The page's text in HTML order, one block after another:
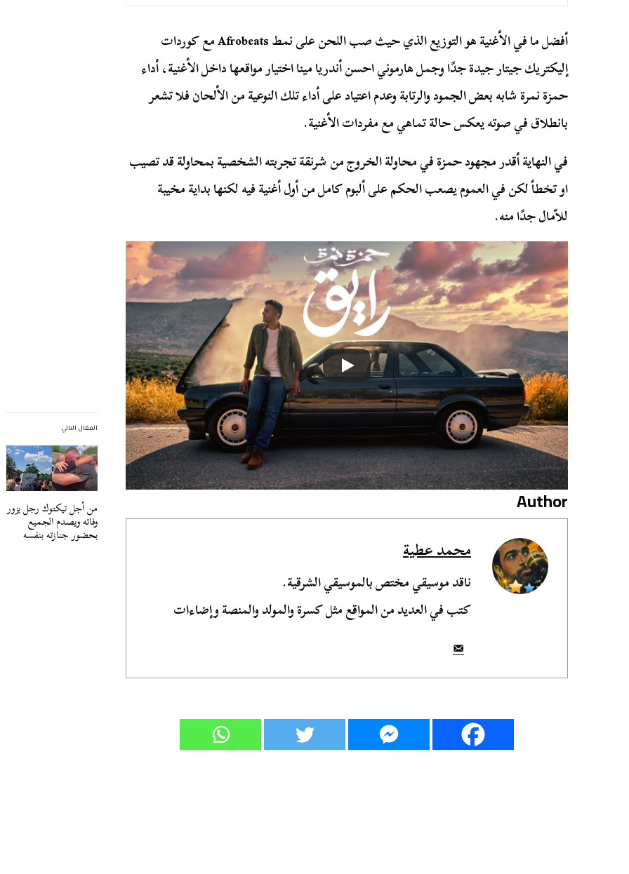
المقال التالي
من أجل تيكتوك رجل يزور
وفاته ويصدم الجميع
بحضور جنازته بنفسه
أفضل ما في الأغنية هو التوزيع الذي حيث صب اللحن على نمطAfrobeatsمع كوردات
إليكتريك جيتار جيدة جدًا وجمل هارموني احسن أندريا مينا اختيار مواقعها داخل الأغنية، أداء
حمزة نمرة شابه بعض الجمود والرتابة وعدم اعتياد على أداء تلك النوعية من الألحان فلا تشعر
بانطلاق في صوته يعكس حالة تماهي مع مفردات الأغنية.
في النهاية أقدر مجهود حمزة في محاولة الخروج من شرنقة تجربته الشخصية بمحاولة قد تصيب
او تخطأ لكن في العموم يصعب الحكم على ألبوم كامل من أول أغنية فيه لكنها بداية مخيبة
للاّمال جدًا منه.
Author
محمد عطية
ناقد موسيقي مختص بالموسيقي الشرقية.
كتب في العديد من المواقع مثل كسرة والمولد والمنصة وإضاءات